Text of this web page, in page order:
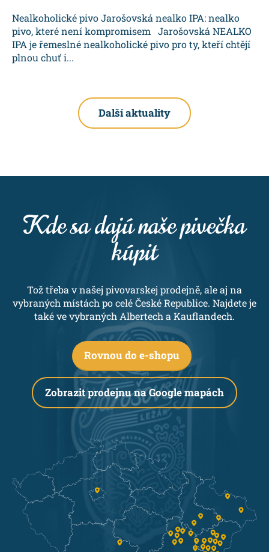
Nealkoholické pivo Jarošovská nealko IPA: nealko
pivo, které není kompromisem Jarošovská NEALKO
IPA je řemeslné nealkoholické pivo pro ty, kteří chtějí
plnou chuť i...
Další aktuality
Kde sa dajú naše pivečka
kúpit
Tož třeba v našej pivovarskej prodejně, ale aj na
vybraných místách po celé České Republice. Najdete je
také ve vybraných Albertech a Kauflandech.
Rovnou do e-shopu
Zobrazit prodejnu na Google mapách